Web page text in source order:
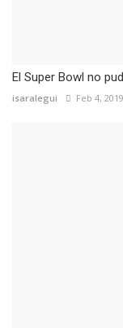
El Super Bowl no
isaralegui Feb 4, 2019